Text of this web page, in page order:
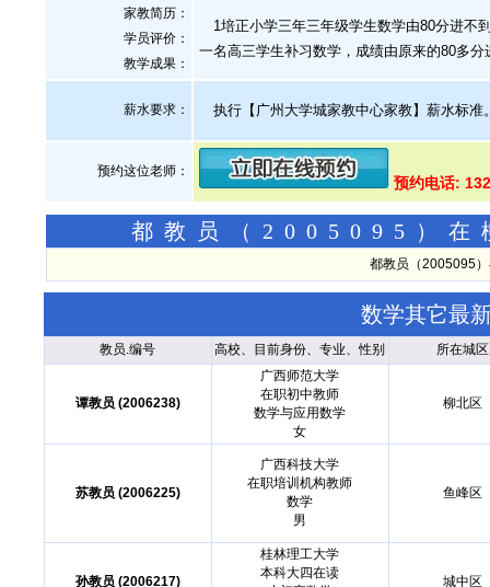
家教简历：
学员评价：
教学成果：
1培正小学三年三年级学生数学由80分进不
一名高三学生补习数学，成绩由原来的80多分
薪水要求： 执行【广州大学城家教中心家教】薪水标准
预约这位老师：
预约电话:
都教员（2005095）在
都教员（2005095
数学其它最
教员.编号 高校、目前身份、专业、性别 所在城区
谭教员 (2006238)
广西师范大学
在职初中教师
数学与应用数学
女
柳北区
苏教员 (2006225)
广西科技大学
在职培训机构教师
数学
男
鱼峰区
孙教员 (2006217)
桂林理工大学
本科大四在读
城中区